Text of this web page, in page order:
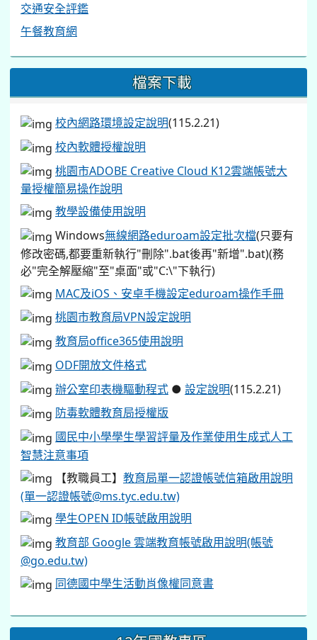
交通安全評鑑
午餐教育網
檔案下載
校內網路環境設定說明(115.2.21)
校內軟體授權說明
桃園市ADOBE Creative Cloud K12雲端帳號大
量授權簡易操作說明
教學設備使用說明
Windows無線網路eduroam設定批次檔(只要有
修改密碼,都要重新執行"刪除".bat後再"新增".bat)(務
必"完全解壓縮"至"桌面"或"C:\"下執行)
MAC及iOS、安卓手機設定eduroam操作手冊
桃園市教育局VPN設定說明
教育局office365使用說明
ODF開放文件格式
辦公室印表機驅動程式 ● 設定說明(115.2.21)
防毒軟體教育局授權版
國民中小學學生學習評量及作業使用生成式人工
智慧注意事項
【教職員工】 教育局單一認證帳號信箱啟用說明
(單一認證帳號@ms.tyc.edu.tw)
學生OPEN ID帳號啟用說明
教育部 Google 雲端教育帳號啟用說明(帳號
@go.edu.tw)
同德國中學生活動肖像權同意書